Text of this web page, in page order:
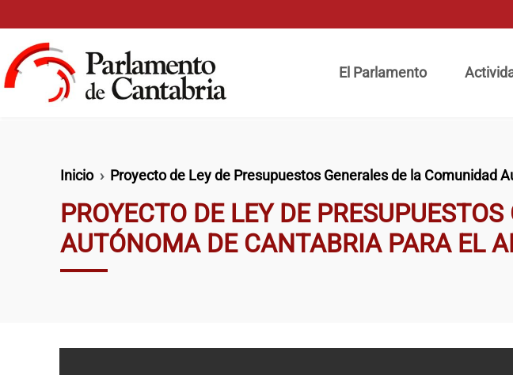
El Parlamento
Ruta de navegación
Inicio Proyecto de Ley de Presupuestos Generales de la Comunidad
PROYECTO DE LEY DE
AUTÓNOMA DE CANTABRIA PARA EL